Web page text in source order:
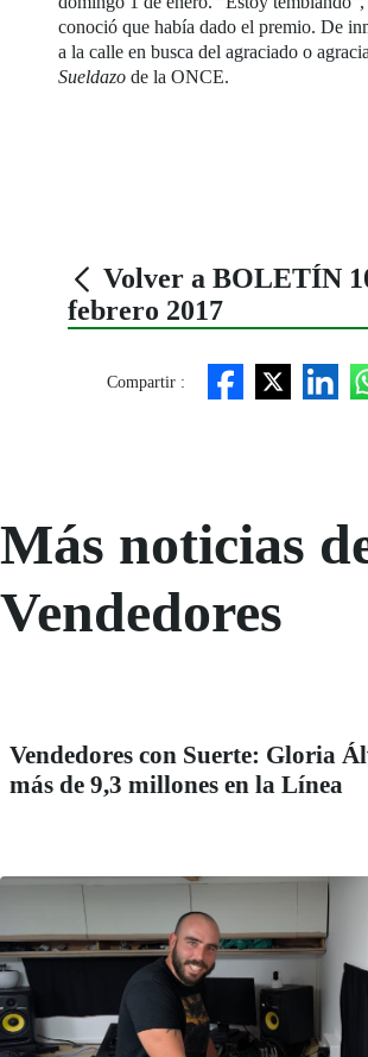
conoció que había dado el premio. De
a la calle en busca del agraciado o
Sueldazo de la ONCE.
Volver a BOLETÍN
febrero 2017
Compartir :
Más noticias
Vendedores
Vendedores con Suerte: Gloria
más de 9,3 millones en la Línea